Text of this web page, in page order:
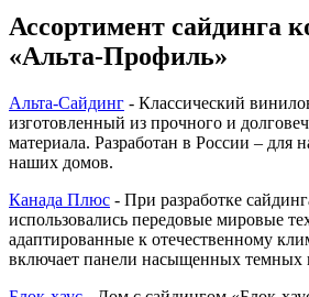
Ассортимент сайдинга
«Альта-Профиль»
Альта-Сайдинг - Классический
изготовленный из прочного и
материала. Разработан в России – для
наших домов.
Канада Плюс - При разработке
использовались передовые мировые
адаптированные к отечественному
включает панели насыщенных темных